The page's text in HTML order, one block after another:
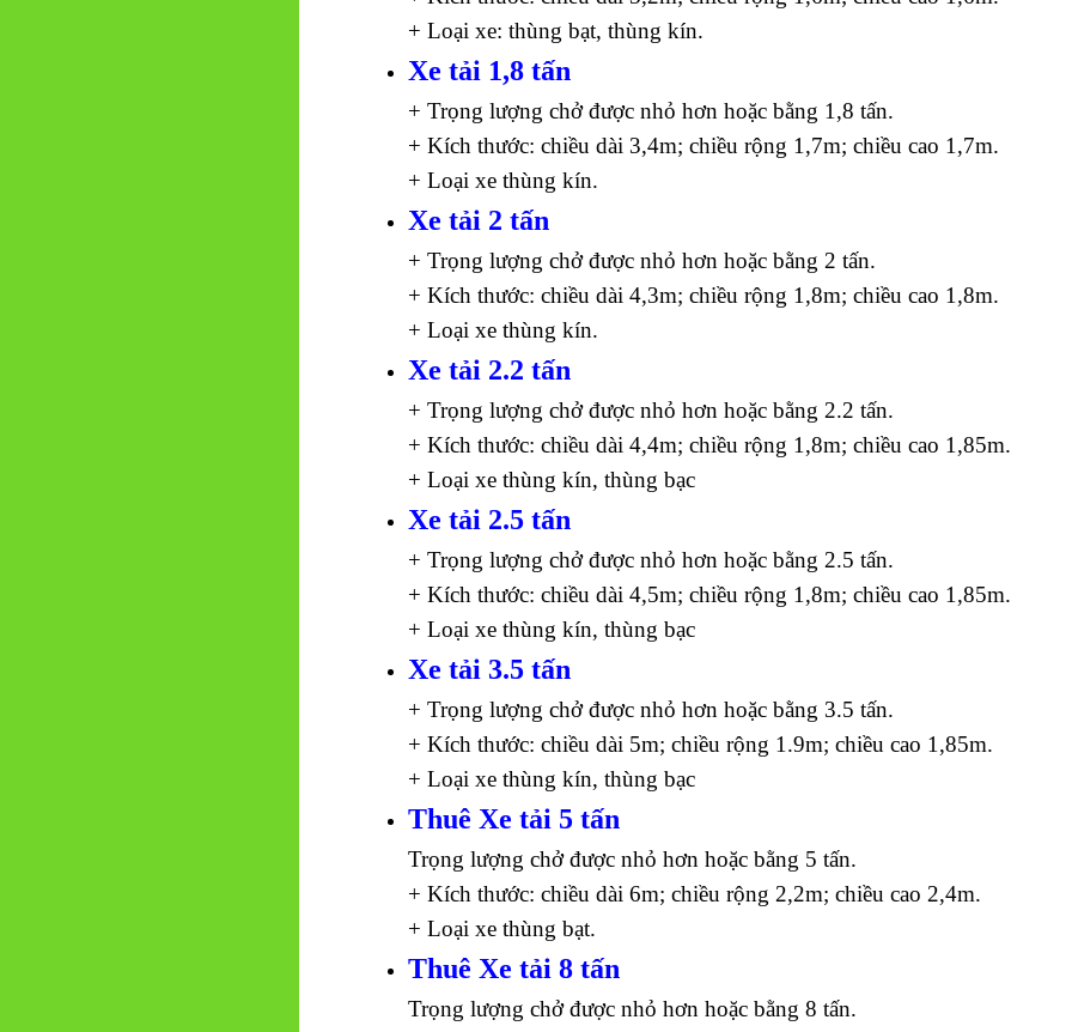
+ Loại xe: thùng bạt, thùng kín.
Xe tải 1,8 tấn
+ Trọng lượng chở được nhỏ hơn hoặc bằng 1,8 tấn.
+ Kích thước: chiều dài 3,4m; chiều rộng 1,7m; chiều cao 1,7m.
+ Loại xe thùng kín.
Xe tải 2 tấn
+ Trọng lượng chở được nhỏ hơn hoặc bằng 2 tấn.
+ Kích thước: chiều dài 4,3m; chiều rộng 1,8m; chiều cao 1,8m.
+ Loại xe thùng kín.
Xe tải 2.2 tấn
+ Trọng lượng chở được nhỏ hơn hoặc bằng 2.2 tấn.
+ Kích thước: chiều dài 4,4m; chiều rộng 1,8m; chiều cao 1,85m.
+ Loại xe thùng kín, thùng bạc
Xe tải 2.5 tấn
+ Trọng lượng chở được nhỏ hơn hoặc bằng 2.5 tấn.
+ Kích thước: chiều dài 4,5m; chiều rộng 1,8m; chiều cao 1,85m.
+ Loại xe thùng kín, thùng bạc
Xe tải 3.5 tấn
+ Trọng lượng chở được nhỏ hơn hoặc bằng 3.5 tấn.
+ Kích thước: chiều dài 5m; chiều rộng 1.9m; chiều cao 1,85m.
+ Loại xe thùng kín, thùng bạc
Thuê Xe tải 5 tấn
Trọng lượng chở được nhỏ hơn hoặc bằng 5 tấn.
+ Kích thước: chiều dài 6m; chiều rộng 2,2m; chiều cao 2,4m.
+ Loại xe thùng bạt.
Thuê Xe tải 8 tấn
Trọng lượng chở được nhỏ hơn hoặc bằng 8 tấn.